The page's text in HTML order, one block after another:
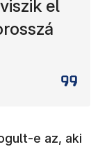
el
e az, aki